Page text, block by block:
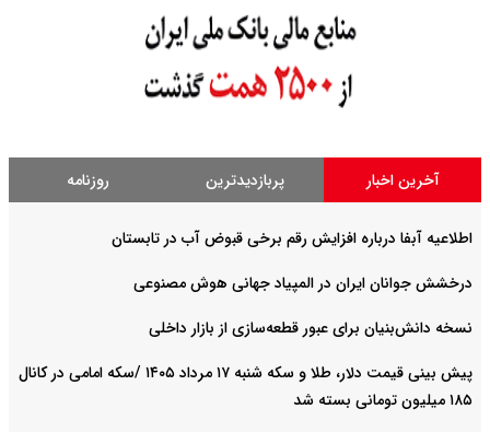
آخرین اخبار پربازدیدترین روزنامه
اطلاعیه آبفا درباره افزایش رقم برخی قبوض آب در تابستان
درخشش جوانان ایران در المپیاد جهانی هوش مصنوعی
نسخه دانش‌بنیان برای عبور قطعه‌سازی از بازار داخلی
پیش ‌بینی قیمت دلار، طلا و سکه شنبه ۱۷ مرداد ۱۴۰۵ /سکه امامی در کانال
۱۸۵ میلیون تومانی بسته شد